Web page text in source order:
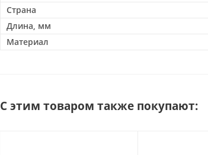
Страна
Длина, мм
Материал
С этим товаром также покупают: